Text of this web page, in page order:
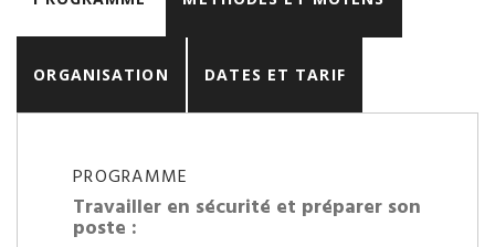
ORGANISATION DATES ET TARIF
PROGRAMME
Travailler en sécurité et préparer son
poste :